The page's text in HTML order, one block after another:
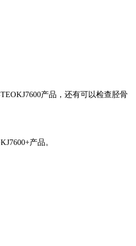
产品，还有可以检查胫骨
产品。